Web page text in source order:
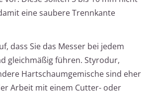
eine saubere Trennkante
dass Sie das Messer bei jedem
gleichmäßig führen. Styrodur,
Hartschaumgemische sind eher
Arbeit mit einem Cutter- oder